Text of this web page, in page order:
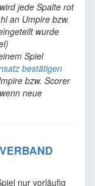
jede Spalte rot
an Umpire bzw.
wurde
Spiel
bestätigen
bzw. Scorer
neue
nur vorläufig